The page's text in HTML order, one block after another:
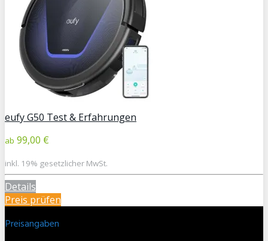
eufy G50 Test & Erfahrungen
ab 99,00 €
inkl. 19% gesetzlicher MwSt.
Details
Preis prüfen
Preisangaben